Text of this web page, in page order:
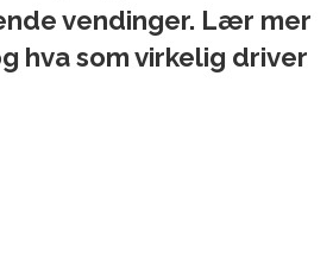
vendinger. Lær mer
hva som virkelig driver